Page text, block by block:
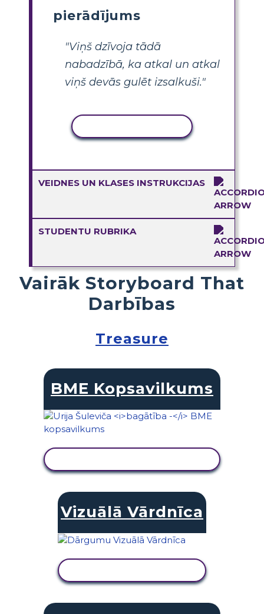
pierādījums
"Viņš dzīvoja tādā
nabadzībā, ka atkal un atkal
viņš devās gulēt izsalkuši."
VEIDNES UN KLASES INSTRUKCIJAS
STUDENTU RUBRIKA
Vairāk Storyboard That
Darbības
Treasure
BME Kopsavilkums
Vizuālā Vārdnīca